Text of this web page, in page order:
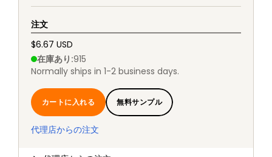
注文
$6.67 USD
在庫あり :915
Normally ships in 1-2 business days.
カートに入れる 無料サンプル
代理店からの注文